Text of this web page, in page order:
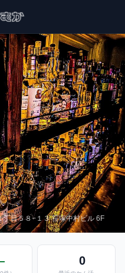
目５８−１３ 笹塚中村ビル 6F
0